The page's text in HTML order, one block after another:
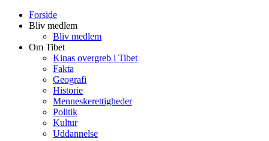
Forside
Bliv medlem
Bliv medlem
Om Tibet
Kinas overgreb i Tibet
Fakta
Geografi
Historie
Menneskerettigheder
Politik
Kultur
Uddannelse